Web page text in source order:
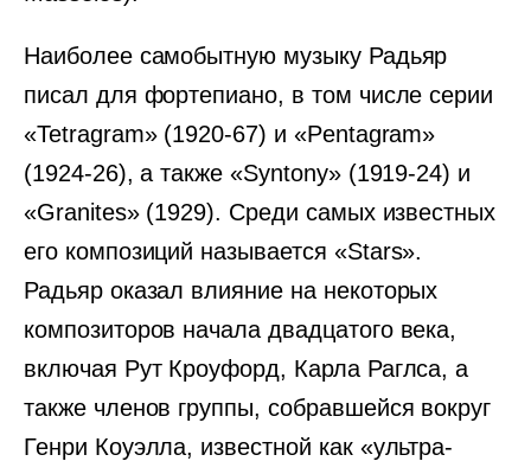
Наиболее самобытную музыку Радьяр
писал для фортепиано, в том числе серии
«Tetragram» (1920-67) и «Pentagram»
(1924-26), а также «Syntony» (1919-24) и
«Granites» (1929). Среди самых известных
его композиций называется «Stars».
Радьяр оказал влияние на некоторых
композиторов начала двадцатого века,
включая Рут Кроуфорд, Карла Раглса, а
также членов группы, собравшейся вокруг
Генри Коуэлла, известной как «ультра-